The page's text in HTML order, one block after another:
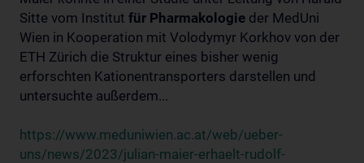
Sitte vom Institut für Pharmakologie der MedUni
Wien in Kooperation mit Volodymyr Korkhov von der
ETH Zürich die Struktur eines bisher wenig
erforschten Kationentransporters darstellen und
untersuchte außerdem...
https://www.meduniwien.ac.at/web/ueber-
uns/news/2023/julian-maier-erhaelt-rudolf-